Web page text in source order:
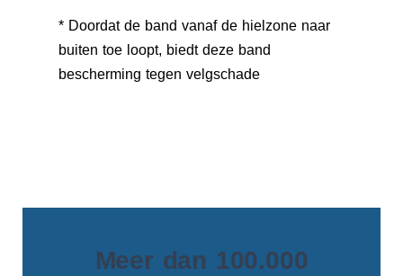
* Doordat de band vanaf de hielzone naar
buiten toe loopt, biedt deze band
bescherming tegen velgschade
Meer dan 100.000